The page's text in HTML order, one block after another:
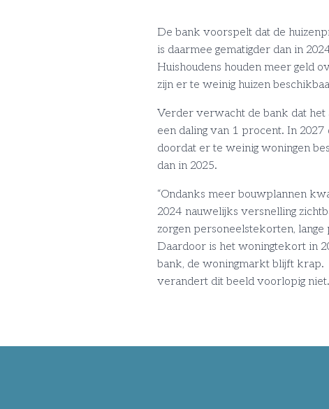
De bank voorspelt dat de
is daarmee gematigder dan in
Huishoudens houden meer geld
zijn er te weinig huizen
Verder verwacht de bank dat
een daling van 1 procent. In
doordat er te weinig woningen
dan in 2025.
“Ondanks meer bouwplannen
2024 nauwelijks versnelling
zorgen personeelstekorten,
Daardoor is het woningtekort in
bank, de woningmarkt blijft krap.
verandert dit beeld voorlopig niet.